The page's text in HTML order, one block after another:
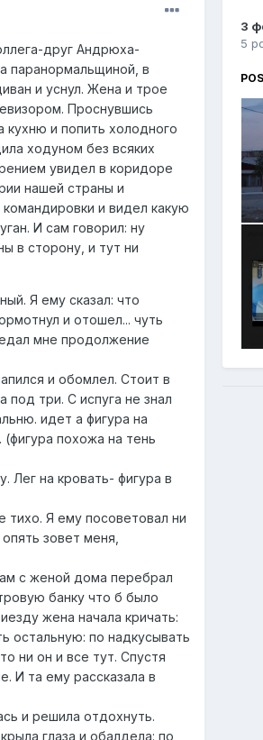
друг Андрюха-
паранормальщиной, в
и уснул. Жена и трое
Проснувшись
кухню и попить холодного
ходуном без всяких
увидел в коридоре
нашей страны и
и видел какую
И сам говорил: ну
в сторону, и тут ни
Я ему сказал: что
и отошел... чуть
мне продолжение
и обомлел. Стоит в
под три. С испуга не знал
идет а фигура на
похожа на тень
Лег на кровать- фигура в
Я ему посоветовал ни
зовет меня,
с женой дома перебрал
банку что б было
жена начала кричать:
остальную: по надкусывать
ни он и все тут. Спустя
И та ему рассказала в
и решила отдохнуть.
глаза и обалдела: по
3
5